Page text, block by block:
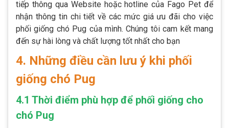
tiếp thông qua Website hoặc hotline của Fago Pet để
nhận thông tin chi tiết về các mức giá ưu đãi cho việc
phối giống chó Pug của mình. Chúng tôi cam kết mang
đến sự hài lòng và chất lượng tốt nhất cho bạn
4. Những điều cần lưu ý khi phối
giống chó Pug
4.1 Thời điểm phù hợp để phối giống cho
chó Pug